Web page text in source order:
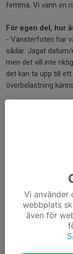
femma. Vi vann en
För egen del, hur
- Vänsterfoten har
sådär. Jagat
men det vill inte
det kan ta upp till
överbelastning
- Tveksamt, har
datum och siktat
och blivit besviken
det som en bonus i
- 5-7 och jag tror att
Avslutningsvis,
Vi använder
webbplats
även för